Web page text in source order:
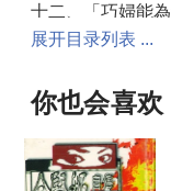
展开目录列表 ...
你也会喜欢